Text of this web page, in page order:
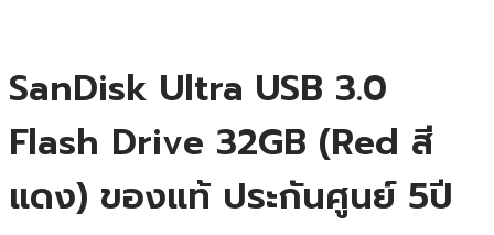
SanDisk Ultra USB 3.0
Flash Drive 32GB (Red สี
แดง) ของแท้ ประกันศูนย์ 5ปี